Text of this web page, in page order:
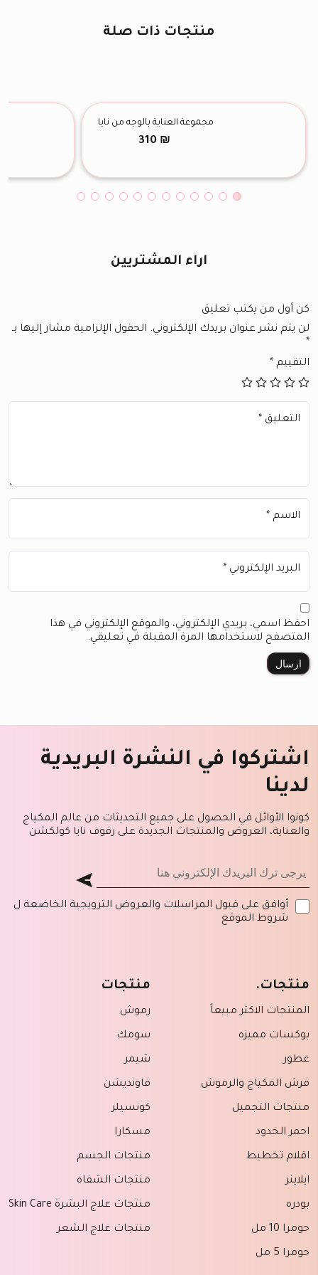
منتجات ذات صلة
مجموعة العناية بالوجه من نايا
310 ₪
اراء المشتريين
كن أول من يكتب تعليق
لن يتم نشر عنوان بريدك الإلكتروني. الحقول الإلزامية مشار إليها بـ
*
التقييم *
التعليق *
الاسم *
البريد الإلكتروني *
احفظ اسمي، بريدي الإلكتروني، والموقع الإلكتروني في هذا
المتصفح لاستخدامها المرة المقبلة في تعليقي.
اشتركوا في النشرة البريدية
لدينا
كونوا الأوائل في الحصول على جميع التحديثات من عالم المكياج
والعناية، العروض والمنتجات الجديدة على رفوف نايا كولكشن
أوافق على قبول المراسلات والعروض الترويجية الخاضعة ل
شروط الموقع
منتجات.
المنتجات الاكثر مبيعاً
بوكسات مميزه
عطور
فرش المكياج والرموش
منتجات التجميل
احمر الخدود
اقلام تخطيط
ايلاينر
بودره
حومرا 10 مل
حومرا 5 مل
منتجات
رموش
سومك
شيمر
فاونديشن
كونسيلر
مسكارا
منتجات الجسم
منتجات الشفاه
منتجات علاج البشرة Skin Care
منتجات علاج الشعر